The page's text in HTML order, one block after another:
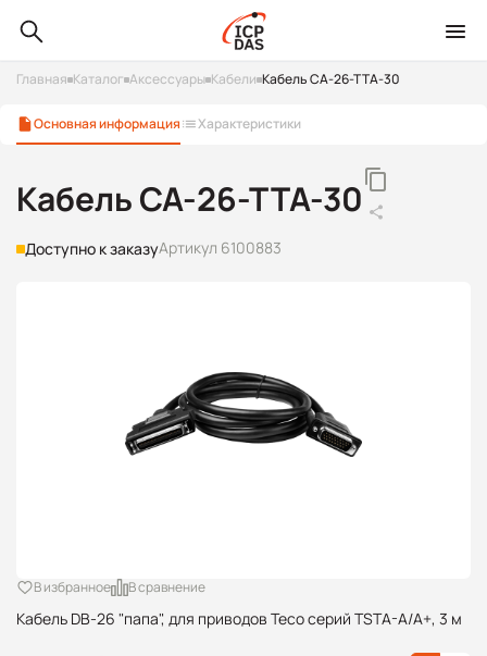
Главная Каталог Аксессуары Кабели Кабель CA-26-TTA-30
Основная информация Характеристики
Кабель CA-26-TTA-30
Доступно к заказуАртикул 6100883
Кабель DB-26 "папа", для приводов Teco серий TSTA-A/A+, 3 м
В избранное В сравнение